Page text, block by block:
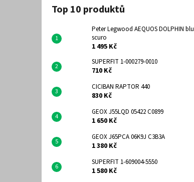
Top 10 produktů
Peter Legwood AEQUOS DOLPHIN blu
scuro
1 495 Kč
SUPERFIT 1-000279-0010
710 Kč
CICIBAN RAPTOR 440
830 Kč
GEOX J55LQD 05422 C0899
1 650 Kč
GEOX J65PCA 06K9J C3B3A
1 380 Kč
SUPERFIT 1-609004-5550
1 580 Kč